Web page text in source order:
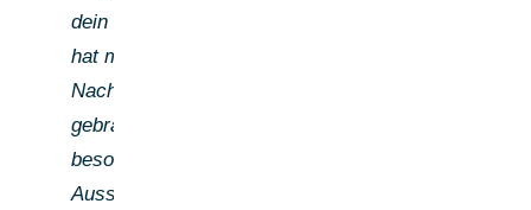
dein Post zu [Thema]
hat mich zum
Nachdenken
gebracht —
besonders [konkrete
Aussage]. Ich